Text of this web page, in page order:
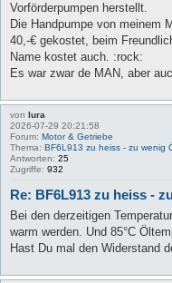
Vorförderpumpen herstellt.
Die Handpumpe von meinem
40,-€ gekostet, beim
Name kostet auch. :rock:
Es war zwar de MAN, aber
von lura
2026-07-29 20:21:58
Forum: Motor & Getriebe
Thema: BF6L913 zu heiss - zu wenig
Antworten: 25
Zugriffe: 932
Re: BF6L913 zu heiss -
Bei den derzeitigen
warm werden. Und 85°C
Hast Du mal den Widerstand